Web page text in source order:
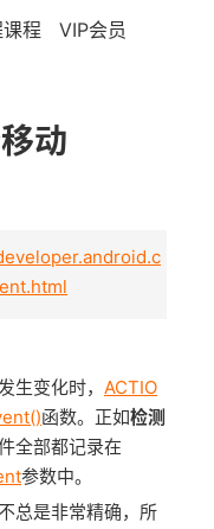
程 VIP会员
动
生变化时， ACTIO
函数。正如检测
全部都记录在
参数中。
总是非常精确，所